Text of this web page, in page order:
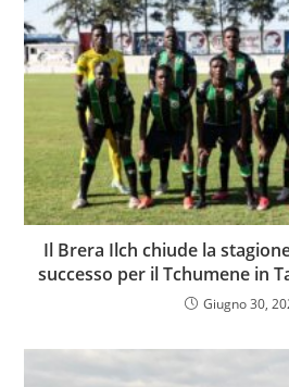
Il Brera Ilch chiude la
successo per il Tchumene in
Giugno 30,